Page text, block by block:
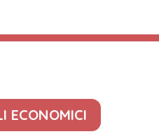
ECONOMICI